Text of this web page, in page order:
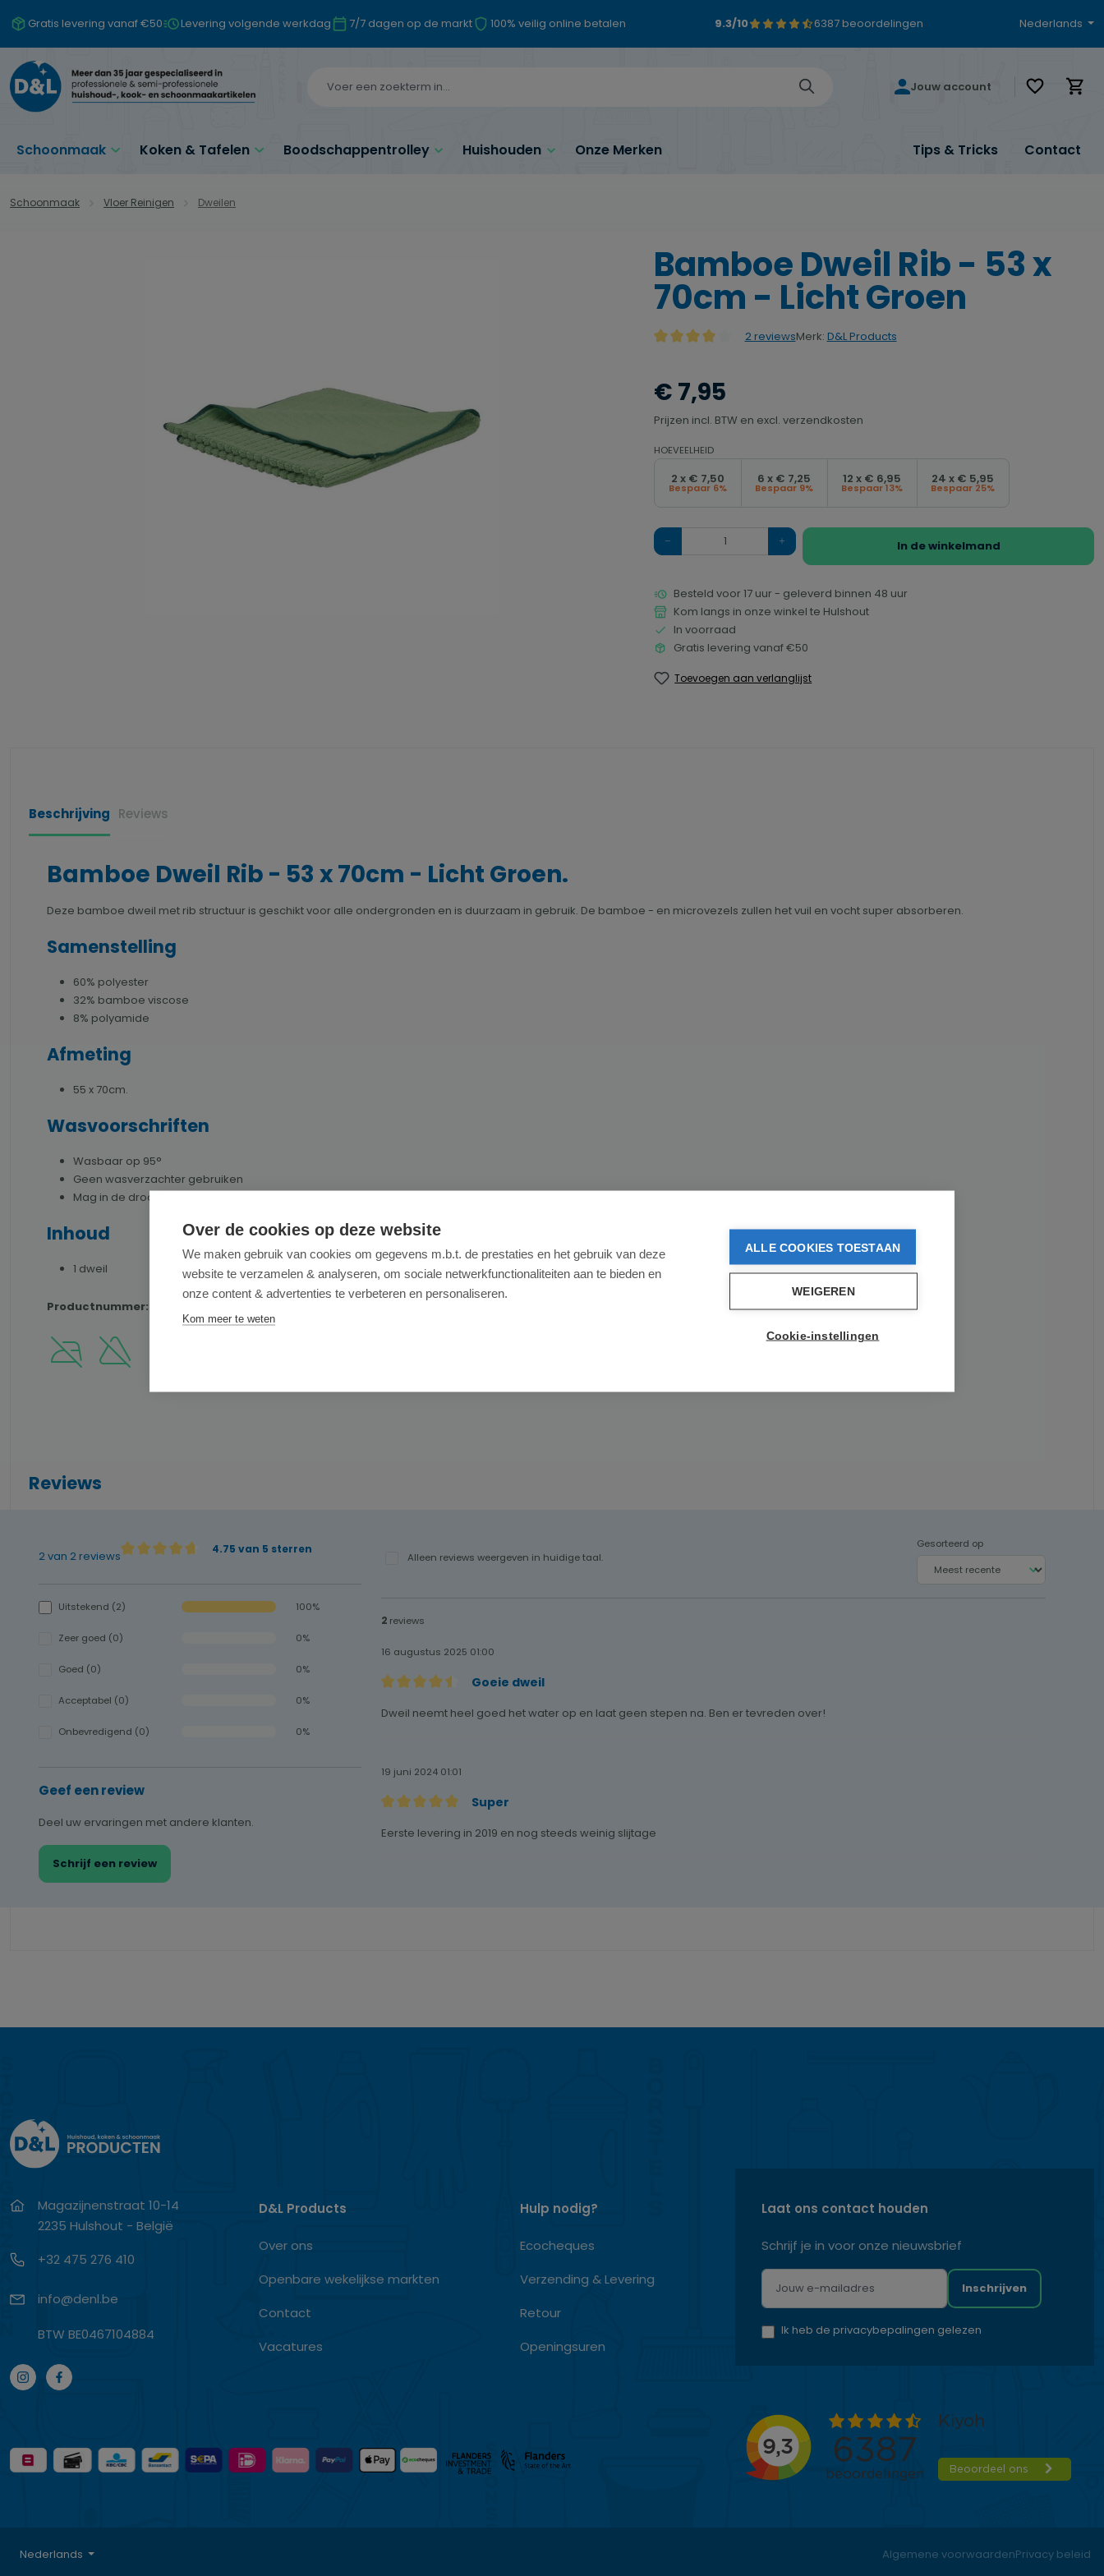
de hoofdinhoud
Ga naar de zoekopdracht
Ga naar de hoofdnavigatie
Gratis levering vanaf €50 Levering volgende werkdag 7/7 dagen op de markt 100% veilig online betalen 9.3/10 6387 beoordelingen Nederlands
Jouw account Je hebt 0
Schoonmaak Koken & Tafelen Boodschappentrolley Huishouden Onze Merken Tips & Tricks Contact
Schoonmaak Vloer Reinigen Dweilen
Bamboe Dweil Rib - 53 x
70cm - Licht Groen
2 reviewsMerk: D&L Products
€ 7,95
Prijzen incl. BTW en excl. verzendkosten
HOEVEELHEID
2 x € 7,50
Bespaar 6%
6 x € 7,25
Bespaar 9%
12 x € 6,95
Bespaar 13%
24 x € 5,95
Bespaar 25%
Hoeveelheid
In de winkelmand
Besteld voor 17 uur - geleverd binnen 48 uur
Kom langs in onze winkel te Hulshout
In voorraad
Gratis levering vanaf €50
Toevoegen aan verlanglijst
Beschrijving Reviews
Bamboe Dweil Rib - 53 x 70cm - Licht Groen.
Deze bamboe dweil met rib structuur is geschikt voor alle ondergronden en is duurzaam in gebruik. De bamboe - en microvezels zullen het vuil en vocht super absorberen.
Samenstelling
60% polyester
32% bamboe viscose
8% polyamide
Afmeting
55 x 70cm.
Wasvoorschriften
Wasbaar op 95°
Geen wasverzachter gebruiken
Mag in de droogtrommel, wilt u een langere levensduur? Dan kan u ze best drogen op een wasrek of in de buitenlucht.
Inhoud
1 dweil
Productnummer:
Reviews
2 van 2 reviews 4.75 van 5 sterren
Uitstekend (2) 100%
Zeer goed (0) 0%
Goed (0) 0%
Acceptabel (0) 0%
Onbevredigend (0) 0%
Geef een review
Deel uw ervaringen met andere klanten.
Schrijf een review
Alleen reviews weergeven in huidige taal.
Gesorteerd op
2reviews
16 augustus 2025 01:00
Goeie dweil
Dweil neemt heel goed het water op en laat geen stepen na. Ben er tevreden over!
19 juni 2024 01:01
Super
Eerste levering in 2019 en nog steeds weinig slijtage
Magazijnenstraat 10-14
2235 Hulshout - België
+32 475 276 410
info@denl.be
BTW BE0467104884
D&L Products
Over ons
Openbare wekelijkse markten
Contact
Vacatures
Hulp nodig?
Ecocheques
Verzending & Levering
Retour
Openingsuren
Laat ons contact houden
Schrijf je in voor onze nieuwsbrief
Inschrijven
Ik heb de privacybepalingen gelezen
Nederlands Algemene voorwaardenPrivacy beleid
Over de cookies op deze website
We maken gebruik van cookies om gegevens m.b.t. de prestaties en het gebruik van deze
website te verzamelen & analyseren, om sociale netwerkfunctionaliteiten aan te bieden en
onze content & advertenties te verbeteren en personaliseren.
Kom meer te weten
ALLE COOKIES TOESTAAN
WEIGEREN
Cookie-instellingen